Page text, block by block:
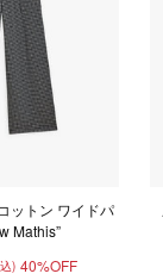
ットン ワイドパ
Mathis”
) 40%OFF